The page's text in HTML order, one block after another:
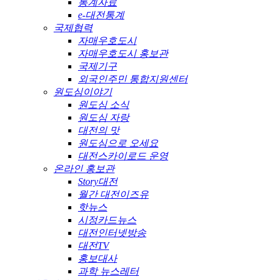
e-대전통계
국제협력
자매우호도시
자매우호도시 홍보관
국제기구
외국인주민 통합지원센터
원도심이야기
원도심 소식
원도심 자랑
대전의 맛
원도심으로 오세요
대전스카이로드 운영
온라인 홍보관
Story대전
월간 대전이즈유
핫뉴스
시정카드뉴스
대전인터넷방송
대전TV
홍보대사
과학 뉴스레터